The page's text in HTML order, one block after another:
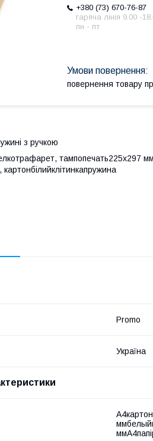
+380 (73) 670-76-87
гаряча лінія 9.00 -
пн - пт
повернення товару
з ручкою
тампопечать225x297
Promo
Україна